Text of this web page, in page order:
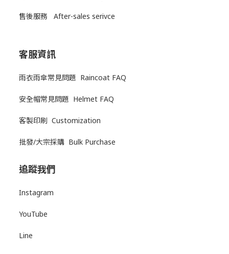
售後服務 After-sales serivce
客服資訊
雨衣雨傘常見問題 Raincoat FAQ
安全帽常見問題 Helmet FAQ
客製印刷 Customization
批發/大宗採購 Bulk Purchase
追蹤我們
Instagram
YouTube
Line